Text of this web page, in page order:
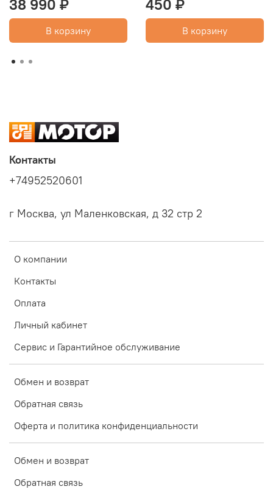
38 990 ₽
В корзину
450 ₽
В корзину
О компании
Контакты
Оплата
Личный кабинет
Сервис и Гарантийное обслуживание
Обмен и возврат
Обратная связь
Оферта и политика конфиденциальности
Обмен и возврат
Обратная связь
Контакты
+74952520601
г Москва, ул Маленковская, д 32 стр 2